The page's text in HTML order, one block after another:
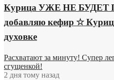
Курица УЖЕ НЕ БУДЕТ
добавляю кефир ☆
духовке
Расхватают за минуту! Супер
сгущенкой!
2 дня тому назад